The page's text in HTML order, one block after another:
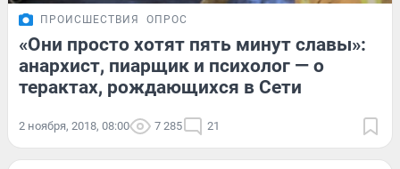
ПРОИСШЕСТВИЯ ОПРОС
«Они просто хотят пять минут славы»:
анархист, пиарщик и психолог — о
терактах, рождающихся в Сети
2 ноября, 2018, 08:00 7 285 21